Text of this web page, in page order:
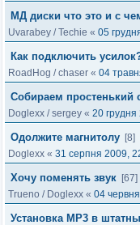
МД диски что это и с
Uvarabey /Techie « 05
Как подключить
RoadHog /chaser « 04
Собираем простенький
Doglexx /sergey « 20
Одолжите магнитолу [8]
Doglexx « 31 серпня 2009,
Хочу поменять звук [67]
Trueno / Doglexx « 04
Установка MP3 в